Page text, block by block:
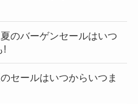
のバーゲンセールはいつ
!
セールはいつからいつま